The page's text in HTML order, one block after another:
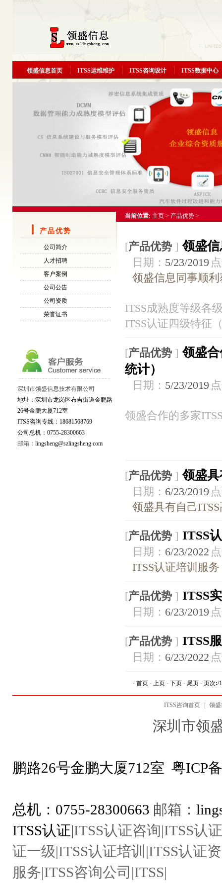
领盛信息首页 ITSS运维维护 ITSS咨询设计 ITSS数据中心
当前位置: 主页 > 产品优势 >
产品优势
公司简介
人才招聘
客户案例
公司公告
公司资质
荣誉证书
深圳市领盛信息技术有限公司
地址：深圳市龙岗区布吉街道金鹏路
26号金鹏大厦712室
ITSS咨询专线：18681568769
公司总机：0755-28300663
邮箱： lingsheng@szlingsheng.com
[产品优势 ] 领盛
日期： 5/23/2019
领盛信息同事顺
ITSS成熟度等级各
ITSS认证四级特征
[产品优势 ] 领盛
统计）
日期： 5/23/2019
领盛合作的多家
[产品优势 ] 领盛
日期： 6/23/2019
领盛具有自己
[产品优势 ] ITSS
日期： 6/23/2022
ITSS认证培训服务
[产品优势 ] ITSS
日期： 6/23/2019
[产品优势 ] ITSS
日期： 6/23/2022
- 首页 - 上页 - 下页 - 尾页 - 页次:/
ITSS咨询首页 领
深圳市领
鹏路26号金鹏大厦712室 粤ICP
总机：0755-28300663 邮箱：
ITSS认证|ITSS认证咨询|ITSS认
证一级|ITSS认证培训|ITSS认证
服务|ITSS咨询公司|ITSS|